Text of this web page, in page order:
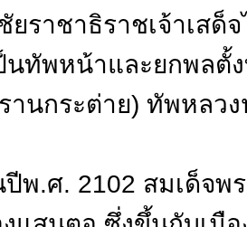
ยราชาธิราชเจ้าเสด็
ทัพหน้าและยกพลตั้
านกระต่าย) ทัพหลว
พ.ศ. 2102 สมเด็จพ